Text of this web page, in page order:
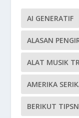
AI GENERATIF
ALASAN
ALAT MUSIK
AMERIKA
BERIKUT